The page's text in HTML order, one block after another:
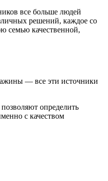
все больше людей
решений, каждое со
семью качественной,
— все эти источники
определить
с качеством